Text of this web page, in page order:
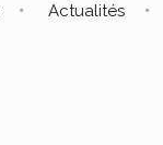
Actualités